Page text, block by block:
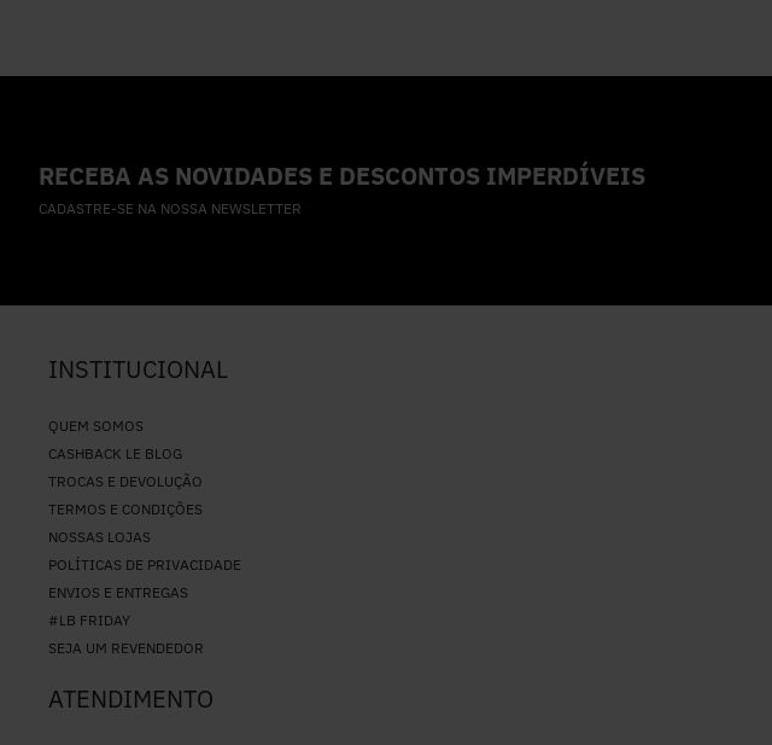
RECEBA AS NOVIDADES E DESCONTOS IMPERDÍVEIS
CADASTRE-SE NA NOSSA NEWSLETTER
INSTITUCIONAL
QUEM SOMOS
CASHBACK LE BLOG
TROCAS E DEVOLUÇÃO
TERMOS E CONDIÇÕES
NOSSAS LOJAS
POLÍTICAS DE PRIVACIDADE
ENVIOS E ENTREGAS
#LB FRIDAY
SEJA UM REVENDEDOR
ATENDIMENTO